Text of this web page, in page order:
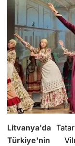
Litvanya'da
Türkiye'nin